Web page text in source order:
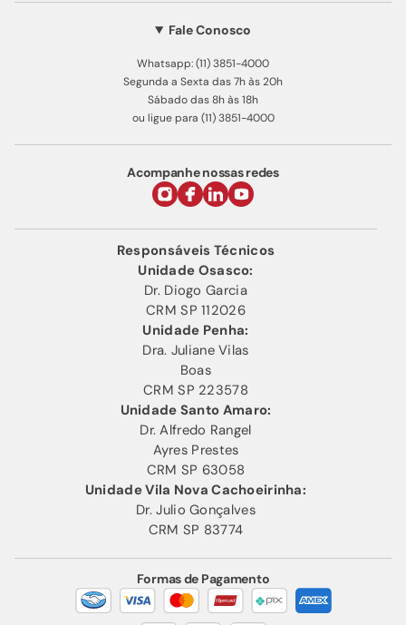
Fale Conosco
Whatsapp: (11) 3851-4000
Segunda a Sexta das 7h às 20h
Sábado das 8h às 18h
ou ligue para (11) 3851-4000
Acompanhe nossas redes
Responsáveis Técnicos
Unidade Osasco:
Dr. Diogo Garcia
CRM SP 112026
Unidade Penha:
Dra. Juliane Vilas
Boas
CRM SP 223578
Unidade Santo Amaro:
Dr. Alfredo Rangel
Ayres Prestes
CRM SP 63058
Unidade Vila Nova Cachoeirinha:
Dr. Julio Gonçalves
CRM SP 83774
Formas de Pagamento